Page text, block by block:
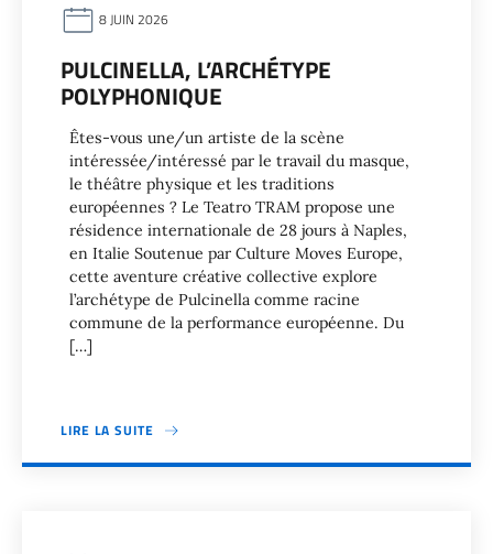
8 JUIN 2026
PULCINELLA, L’ARCHÉTYPE
POLYPHONIQUE
Êtes-vous une/un artiste de la scène
intéressée/intéressé par le travail du masque,
le théâtre physique et les traditions
européennes ? Le Teatro TRAM propose une
résidence internationale de 28 jours à Naples,
en Italie Soutenue par Culture Moves Europe,
cette aventure créative collective explore
l’archétype de Pulcinella comme racine
commune de la performance européenne. Du
[…]
LIRE LA SUITE